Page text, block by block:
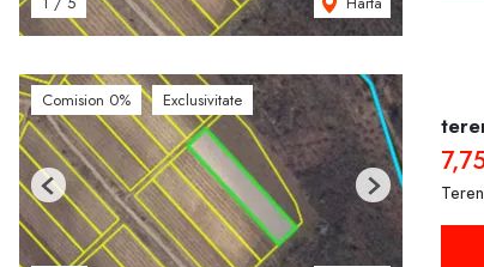
Comision 0% Exclusivitate
Previous Next